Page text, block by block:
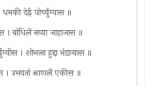
धमकी देई पोर्च्युग्यास ॥
। बांधिलें नव्या जाहाजास ॥
। शोभला हुद्दा भंडार्‍यास ॥
। उभयतां आणलें एकीस ॥